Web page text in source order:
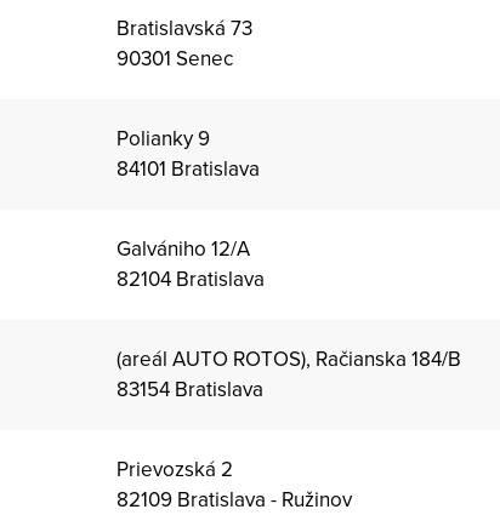
Bratislavská 73
90301 Senec
Polianky 9
84101 Bratislava
Galvániho 12/A
82104 Bratislava
(areál AUTO ROTOS), Račianska 184/B
83154 Bratislava
Prievozská 2
82109 Bratislava - Ružinov